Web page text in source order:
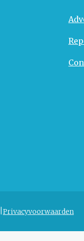
Privacyvoorwaarden